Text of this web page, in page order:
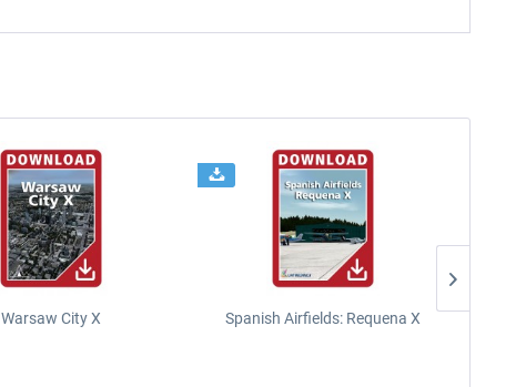
Warsaw City X Spanish Airfields: Requena X